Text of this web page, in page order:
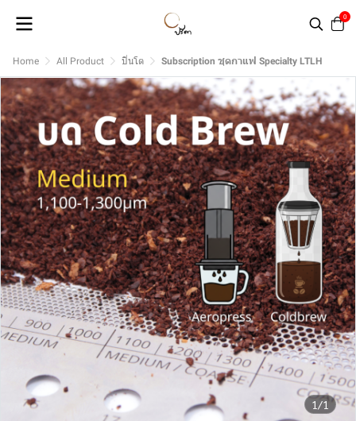
0
Home All Product ปิ่นโต Subscription ชุดกาแฟ Specialty LTLH
1/1